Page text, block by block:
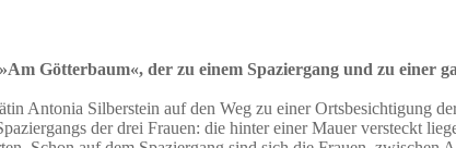
Götterbaum«, der zu einem Spaziergang und zu einer
Antonia Silberstein auf den Weg zu einer Ortsbesichtigung
der drei Frauen: die hinter einer Mauer versteckt